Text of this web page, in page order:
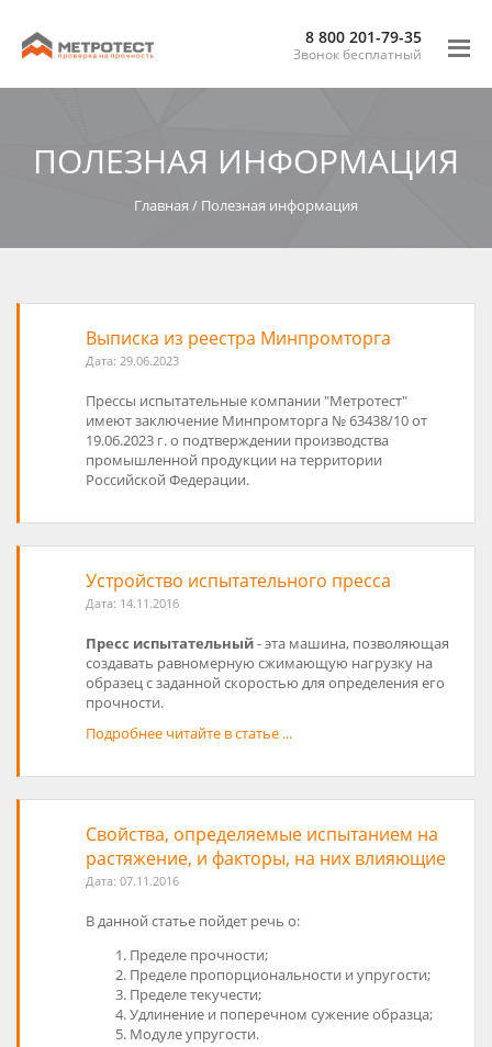
8 800 201-79-35
Звонок бесплатный
ПОЛЕЗНАЯ ИНФОРМАЦИЯ
Главная / Полезная информация
Выписка из реестра Минпромторга
Дата: 29.06.2023
Прессы испытательные компании "Метротест"
имеют заключение Минпромторга №63438/10 от
19.06.2023 г.о подтверждении производства
промышленной продукции на территории
Российской Федерации.
Устройство испытательного пресса
Дата: 14.11.2016
Пресс испытательный- эта машина, позволяющая
создавать равномерную сжимающую нагрузку на
образец с заданной скоростью для определения его
прочности.
Подробнее читайте в статье ...
Свойства, определяемые испытанием на
растяжение, и факторы, на них влияющие
Дата: 07.11.2016
В данной статье пойдет речь о:
Пределе прочности;
Пределе пропорциональности и упругости;
Пределе текучести;
Удлинение и поперечном сужение образца;
Модуле упругости.